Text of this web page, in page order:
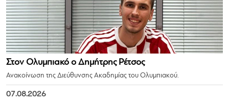
Στον Ολυμπιακό ο Δημήτρης Ρέτσος
Ανακοίνωση της Διεύθυνσης Ακαδημίας του Ολυμπιακού.
07.08.2026